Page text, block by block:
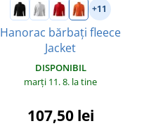
+11
Hanorac bărbați fleece
Jacket
DISPONIBIL
marți 11. 8. la tine
107,50 lei